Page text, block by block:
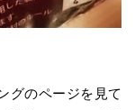
グのページを見て